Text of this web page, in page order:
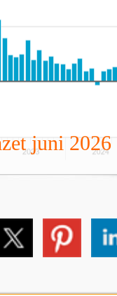
juni 2026